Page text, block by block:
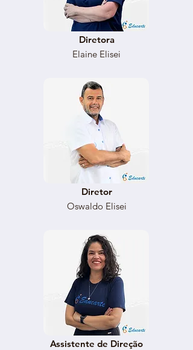
Diretora
Elaine Elisei
Diretor
Oswaldo Elisei
Assistente de Direção